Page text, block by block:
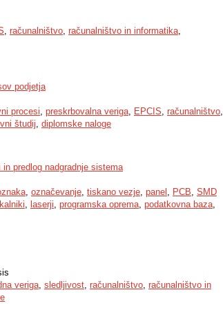
, računalništvo, računalništvo in informatika,
podjetja
procesi, preskrbovalna veriga, EPCIS, računalništvo,
študij, diplomske naloge
predlog nadgradnje sistema
, označevanje, tiskano vezje, panel , PCB, SMD
, laserji, programska oprema, podatkovna baza,
veriga, sledljivost, računalništvo, računalništvo in